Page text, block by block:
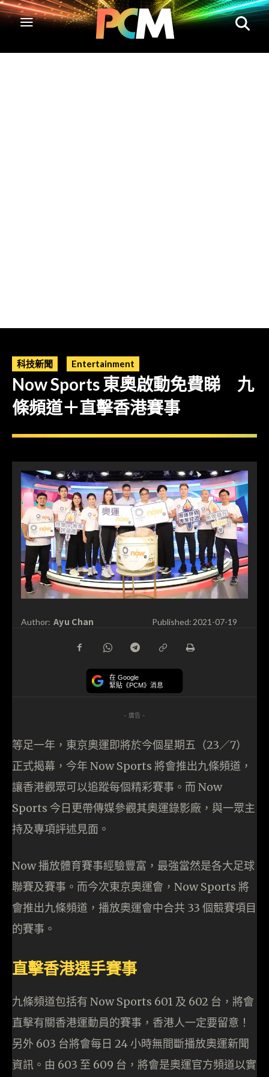
科技新聞 Entertainment
Now Sports 東奧啟動免費睇 九
條頻道＋直擊香港賽事
Author: Ayu Chan Published: 2021-07-19
在 Google
緊貼《PCM》消息
- 廣告 -
等足一年，東京奧運即將於今個星期五（23／7）
正式揭幕，今年 Now Sports 將會推出九條頻道，
讓香港觀眾可以追蹤每個精彩賽事。而 Now
Sports 今日更帶傳媒參觀其奧運錄影廠，與一眾主
持及專項評述見面。
Now 播放體育賽事經驗豐富，最強當然是各大足球
聯賽及賽事。而今次東京奧運會，Now Sports 將
會推出九條頻道，播放奧運會中合共 33 個競賽項目
的賽事。
直擊香港選手賽事
九條頻道包括有 Now Sports 601 及 602 台，將會
直擊有關香港運動員的賽事，香港人一定要留意！
另外 603 台將會每日 24 小時無間斷播放奧運新聞
資訊。由 603 至 609 台，將會是奧運官方頻道以實